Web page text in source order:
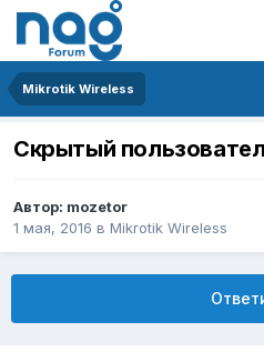
Mikrotik Wireless
Скрытый
Автор: mozetor
1 мая, 2016 в Mikrotik Wireless